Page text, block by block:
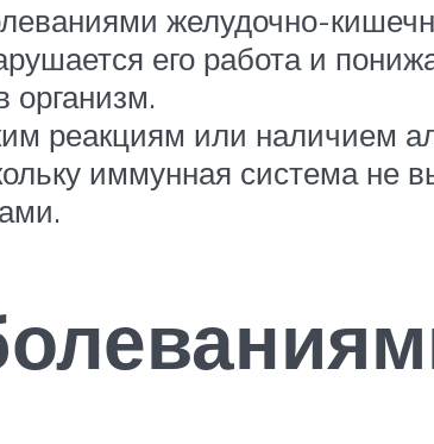
желудочно-
его работа и
организм.
реакциям или наличием
иммунная система не